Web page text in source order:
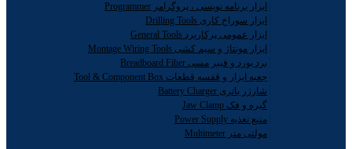
ابزار برنامه نویسی ، پروگرامر Programmer
ابزار سوراخ کاری Drilling Tools
ابزار عمومی پرکاربرد General Tools
ابزار مونتاژ و سیم کشی Montage Wiring Tools
برد بورد و فیبر مسی Breadboard Fiber
جعبه ابزار و قفسه قطعات Tool & Component Box
شارژر باتری Battery Charger
گیره و فک Jaw Clamp
منبع تغذیه Power Supply
مولتی متر Multimeter